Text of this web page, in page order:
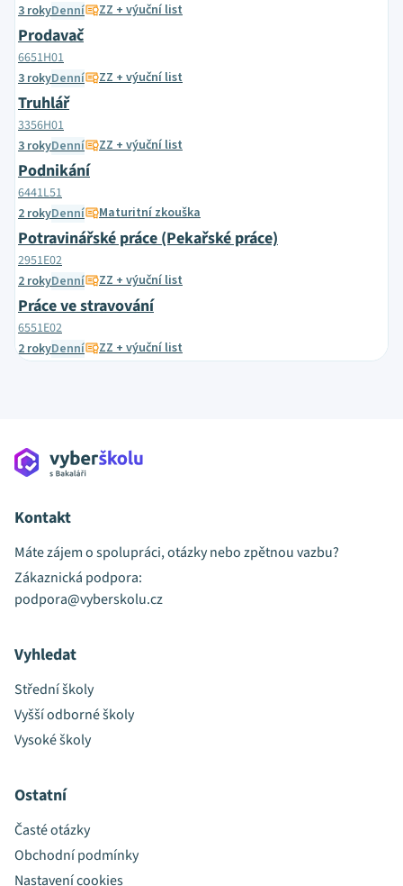
3 rokyDenní ZZ + výuční list
Prodavač
6651H01
3 rokyDenní ZZ + výuční list
Truhlář
3356H01
3 rokyDenní ZZ + výuční list
Podnikání
6441L51
2 rokyDenní Maturitní zkouška
Potravinářské práce (Pekařské práce)
2951E02
2 rokyDenní ZZ + výuční list
Práce ve stravování
6551E02
2 rokyDenní ZZ + výuční list
Kontakt
Máte zájem o spolupráci, otázky nebo zpětnou vazbu?
Zákaznická podpora:
podpora@vyberskolu.cz
Vyhledat
Střední školy
Vyšší odborné školy
Vysoké školy
Ostatní
Časté otázky
Obchodní podmínky
Nastavení cookies